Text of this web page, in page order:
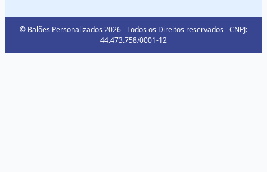
© Balões Personalizados 2026 - Todos os Direitos reservados - CNPJ:
44.473.758/0001-12